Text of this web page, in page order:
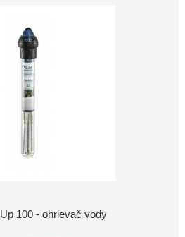
100 - ohrievač vody